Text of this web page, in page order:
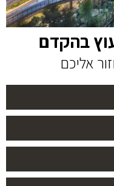
בהקדם
אליכם